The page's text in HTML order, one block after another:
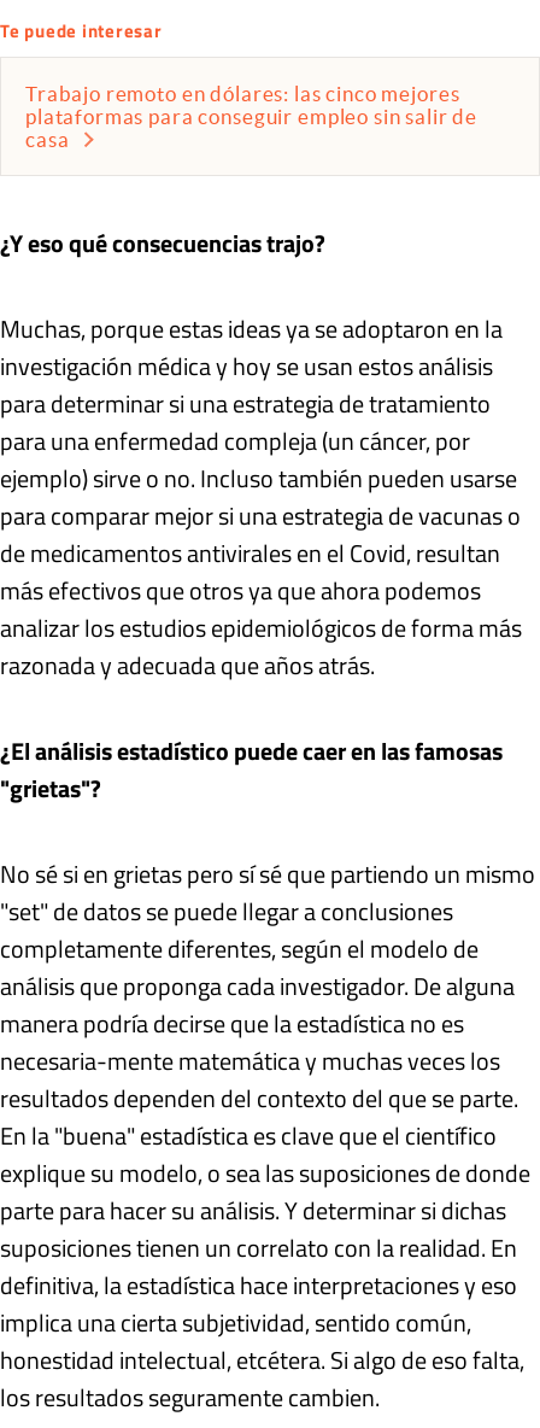
Te puede interesar
Trabajo remoto en dólares: las cinco mejores
plataformas para conseguir empleo sin salir de
casa
¿Y eso qué consecuencias trajo?
Muchas, porque estas ideas ya se adoptaron en la
investigación médica y hoy se usan estos análisis
para determinar si una estrategia de tratamiento
para una enfermedad compleja (un cáncer, por
ejemplo) sirve o no. Incluso también pueden usarse
para comparar mejor si una estrategia de vacunas o
de medicamentos antivirales en el Covid, resultan
más efectivos que otros ya que ahora podemos
analizar los estudios epidemiológicos de forma más
razonada y adecuada que años atrás.
¿El análisis estadístico puede caer en las famosas
"grietas"?
No sé si en grietas pero sí sé que partiendo un mismo
"set" de datos se puede llegar a conclusiones
completamente diferentes, según el modelo de
análisis que proponga cada investigador. De alguna
manera podría decirse que la estadística no es
necesaria-mente matemática y muchas veces los
resultados dependen del contexto del que se parte.
En la "buena" estadística es clave que el científico
explique su modelo, o sea las suposiciones de donde
parte para hacer su análisis. Y determinar si dichas
suposiciones tienen un correlato con la realidad. En
definitiva, la estadística hace interpretaciones y eso
implica una cierta subjetividad, sentido común,
honestidad intelectual, etcétera. Si algo de eso falta,
los resultados seguramente cambien.